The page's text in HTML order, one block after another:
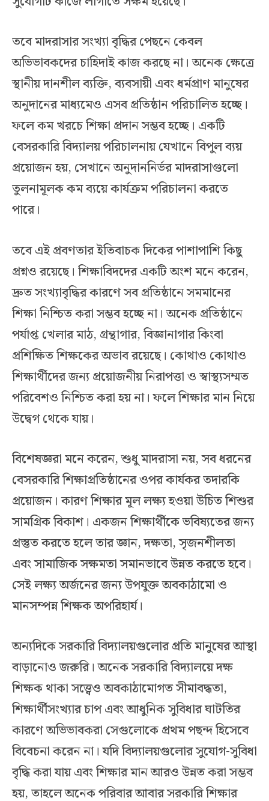
তবে মাদরাসার সংখ্যা বৃদ্ধির পেছনে কেবল
অভিভাবকদের চাহিদাই কাজ করছে না। অনেক ক্ষেত্রে
স্থানীয় দানশীল ব্যক্তি, ব্যবসায়ী এবং ধর্মপ্রাণ মানুষের
অনুদানের মাধ্যমেও এসব প্রতিষ্ঠান পরিচালিত হচ্ছে।
ফলে কম খরচে শিক্ষা প্রদান সম্ভব হচ্ছে। একটি
বেসরকারি বিদ্যালয় পরিচালনায় যেখানে বিপুল ব্যয়
প্রয়োজন হয়, সেখানে অনুদাননির্ভর মাদরাসাগুলো
তুলনামূলক কম ব্যয়ে কার্যক্রম পরিচালনা করতে
পারে।
তবে এই প্রবণতার ইতিবাচক দিকের পাশাপাশি কিছু
প্রশ্নও রয়েছে। শিক্ষাবিদদের একটি অংশ মনে করেন,
দ্রুত সংখ্যাবৃদ্ধির কারণে সব প্রতিষ্ঠানে সমমানের
শিক্ষা নিশ্চিত করা সম্ভব হচ্ছে না। অনেক প্রতিষ্ঠানে
পর্যাপ্ত খেলার মাঠ, গ্রন্থাগার, বিজ্ঞানাগার কিংবা
প্রশিক্ষিত শিক্ষকের অভাব রয়েছে। কোথাও কোথাও
শিক্ষার্থীদের জন্য প্রয়োজনীয় নিরাপত্তা ও স্বাস্থ্যসম্মত
পরিবেশও নিশ্চিত করা হয় না। ফলে শিক্ষার মান নিয়ে
উদ্বেগ থেকে যায়।
বিশেষজ্ঞরা মনে করেন, শুধু মাদরাসা নয়, সব ধরনের
বেসরকারি শিক্ষাপ্রতিষ্ঠানের ওপর কার্যকর তদারকি
প্রয়োজন। কারণ শিক্ষার মূল লক্ষ্য হওয়া উচিত শিশুর
সামগ্রিক বিকাশ। একজন শিক্ষার্থীকে ভবিষ্যতের জন্য
প্রস্তুত করতে হলে তার জ্ঞান, দক্ষতা, সৃজনশীলতা
এবং সামাজিক সক্ষমতা সমানভাবে উন্নত করতে হবে।
সেই লক্ষ্য অর্জনের জন্য উপযুক্ত অবকাঠামো ও
মানসম্পন্ন শিক্ষক অপরিহার্য।
অন্যদিকে সরকারি বিদ্যালয়গুলোর প্রতি মানুষের আস্থা
বাড়ানোও জরুরি। অনেক সরকারি বিদ্যালয়ে দক্ষ
শিক্ষক থাকা সত্ত্বেও অবকাঠামোগত সীমাবদ্ধতা,
শিক্ষার্থীসংখ্যার চাপ এবং আধুনিক সুবিধার ঘাটতির
কারণে অভিভাবকরা সেগুলোকে প্রথম পছন্দ হিসেবে
বিবেচনা করেন না। যদি বিদ্যালয়গুলোর সুযোগ-সুবিধা
বৃদ্ধি করা যায় এবং শিক্ষার মান আরও উন্নত করা সম্ভব
হয়, তাহলে অনেক পরিবার আবার সরকারি শিক্ষার